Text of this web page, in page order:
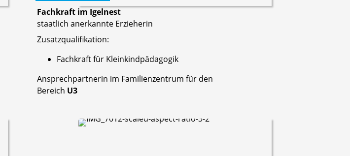
Fachkraft im Igelnest
staatlich anerkannte Erzieherin
Zusatzqualifikation:
Fachkraft für Kleinkindpädagogik
Ansprechpartnerin im Familienzentrum für den
Bereich U3